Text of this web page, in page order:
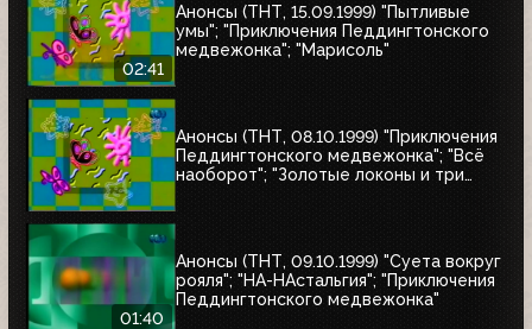
02:41
Анонсы (ТНТ, 15.09.1999) "Пытливые
умы"; "Приключения Педдингтонского
медвежонка"; "Марисоль"
Анонсы (ТНТ, 08.10.1999) "Приключения
Педдингтонского медвежонка"; "Всё
наоборот"; "Золотые локоны и три
01:40
Анонсы (ТНТ, 09.10.1999) "Суета вокруг
рояля"; "НА-НАстальгия"; "Приключения
Педдингтонского медвежонка"